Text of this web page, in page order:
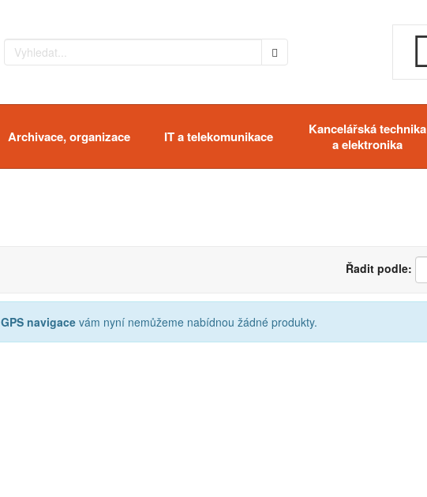
Archivace, organizace IT a telekomunikace
Kancelářská technika
a elektronika
Řadit podle:
GPS navigace vám nyní nemůžeme nabídnou žádné produkty.